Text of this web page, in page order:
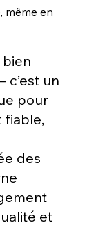
même en
bien
c’est un
pour
des
et